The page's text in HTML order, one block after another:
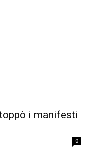
i manifesti
0